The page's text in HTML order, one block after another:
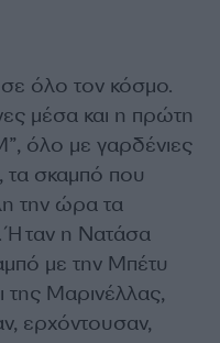
όλο τον κόσμο.
μέσα και η πρώτη
όλο με γαρδένιες
τα σκαμπό που
την ώρα τα
Ήταν η Νατάσα
με την Μπέτυ
Μαρινέλλας,
ερχόντουσαν,